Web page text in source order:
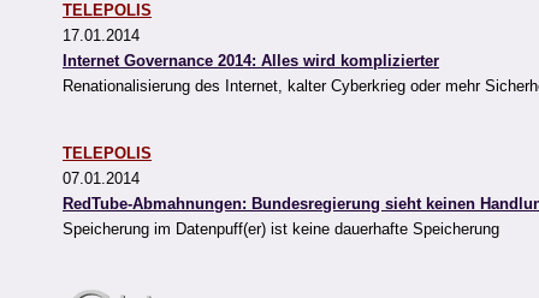
TELEPOLIS
17.01.2014
Internet Governance 2014: Alles wird komplizierter
Renationalisierung des Internet, kalter Cyberkrieg oder mehr
TELEPOLIS
07.01.2014
RedTube-Abmahnungen: Bundesregierung sieht keinen
Speicherung im Datenpuff(er) ist keine dauerhafte Speicherung